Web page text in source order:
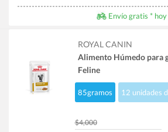
Envío gratis * hoy
ROYAL CANIN
Alimento Húmedo para
Feline
85gramos 12 unidades
$4,000